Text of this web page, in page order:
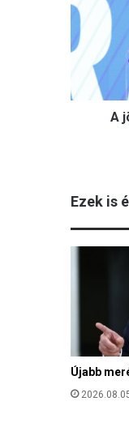
b
a
a
t
r
A
Ezek is
Újabb